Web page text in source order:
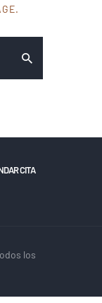
.
CITA
los